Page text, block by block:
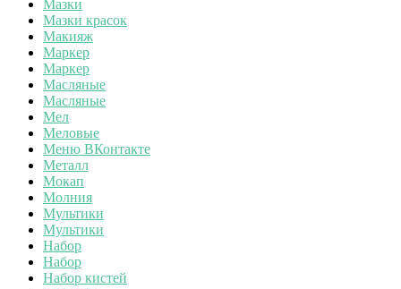
Мазки
Мазки красок
Макияж
Маркер
Маркер
Масляные
Масляные
Мел
Меловые
Меню ВКонтакте
Металл
Мокап
Молния
Мультики
Мультики
Набор
Набор
Набор кистей